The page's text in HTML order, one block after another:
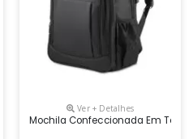
Poliéster Impermeável E Pronta
Ver + Detalhes
Mochila Confeccionada Em